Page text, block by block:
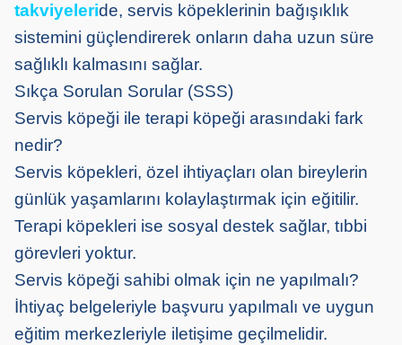
takviyeleride, servis köpeklerinin bağışıklık
sistemini güçlendirerek onların daha uzun süre
sağlıklı kalmasını sağlar.
Sıkça Sorulan Sorular (SSS)
Servis köpeği ile terapi köpeği arasındaki fark
nedir?
Servis köpekleri, özel ihtiyaçları olan bireylerin
günlük yaşamlarını kolaylaştırmak için eğitilir.
Terapi köpekleri ise sosyal destek sağlar, tıbbi
görevleri yoktur.
Servis köpeği sahibi olmak için ne yapılmalı?
İhtiyaç belgeleriyle başvuru yapılmalı ve uygun
eğitim merkezleriyle iletişime geçilmelidir.